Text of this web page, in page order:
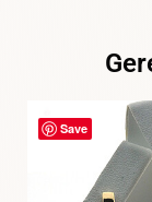
Save